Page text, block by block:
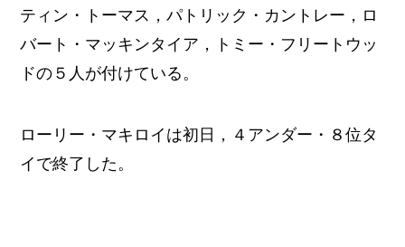
ティン・トーマス，パトリック・カントレー，ロ
バート・マッキンタイア，トミー・フリートウッ
ドの５人が付けている。
ローリー・マキロイは初日，４アンダー・８位タ
イで終了した。